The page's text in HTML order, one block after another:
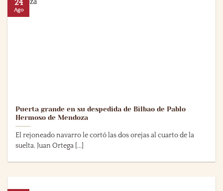
Puerta grande en su despedida de Bilbao de Pablo
Hermoso de Mendoza
El rejoneado navarro le cortó las dos orejas al cuarto de la
suelta. Juan Ortega [...]
24
Ago